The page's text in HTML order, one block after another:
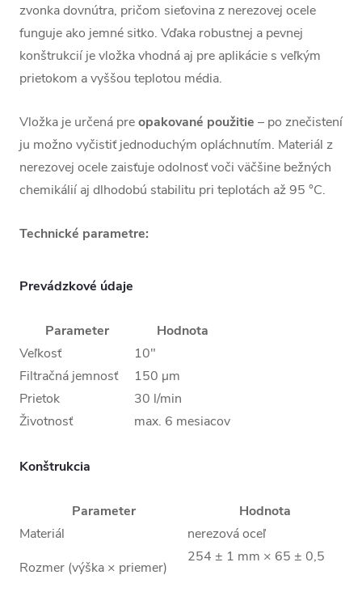
zvonka dovnútra, pričom sieťovina z nerezovej ocele
funguje ako jemné sitko. Vďaka robustnej a pevnej
konštrukcií je vložka vhodná aj pre aplikácie s veľkým
prietokom a vyššou teplotou média.
Vložka je určená preopakované použitie – po znečistení
ju možno vyčistiť jednoduchým opláchnutím. Materiál z
nerezovej ocele zaisťuje odolnosť voči väčšine bežných
chemikálií aj dlhodobú stabilitu pri teplotách až 95 °C.
Technické parametre:
Prevádzkové údaje
Parameter
Hodnota
Veľkosť
10"
Filtračná jemnosť
150 µm
Prietok
30 l/min
Životnosť
max. 6 mesiacov
Konštrukcia
Parameter
Hodnota
Materiál
nerezová oceľ
Rozmer (výška × priemer)
254 ± 1 mm × 65 ± 0,5